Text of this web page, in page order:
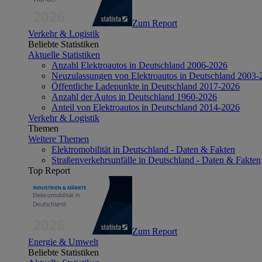
Zum Report
Verkehr & Logistik
Beliebte Statistiken
Aktuelle Statistiken
Anzahl Elektroautos in Deutschland 2006-2026
Neuzulassungen von Elektroautos in Deutschland 2003-
Öffentliche Ladepunkte in Deutschland 2017-2026
Anzahl der Autos in Deutschland 1960-2026
Anteil von Elektroautos in Deutschland 2014-2026
Verkehr & Logistik
Themen
Weitere Themen
Elektromobilität in Deutschland - Daten & Fakten
Straßenverkehrsunfälle in Deutschland - Daten & Fakten
Top Report
Zum Report
Energie & Umwelt
Beliebte Statistiken